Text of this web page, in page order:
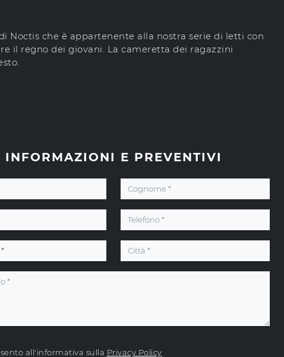
Noctis che è appartenente alla nostra serie di letti con
il regno dei giovani. La cameretta dei ragazzini
INFORMAZIONI E PREVENTIVI
all'informativa sulla Privacy Policy